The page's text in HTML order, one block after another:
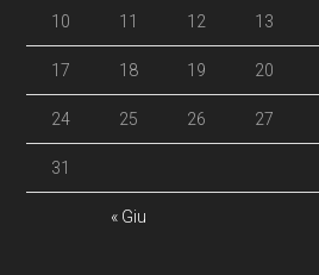
« Giu
10 11 12 13
17 18 19 20
24 25 26 27
31